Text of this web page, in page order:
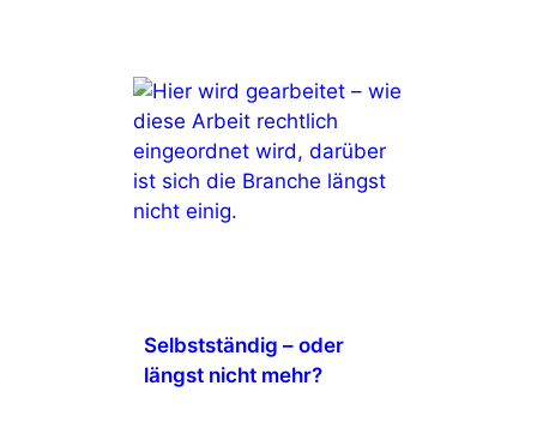
Selbstständig – oder
längst nicht mehr?